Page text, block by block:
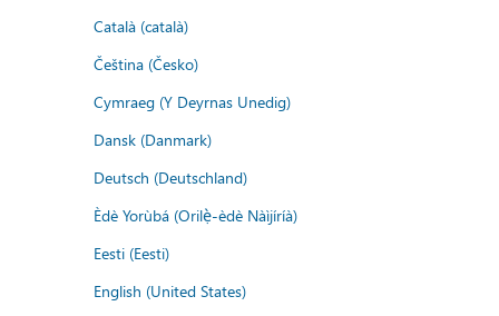
Català (català)
Čeština (Česko)
Cymraeg (Y Deyrnas Unedig)
Dansk (Danmark)
Deutsch (Deutschland)
Èdè Yorùbá (Orilẹ̀-èdè Nàìjíríà)
Eesti (Eesti)
English (United States)